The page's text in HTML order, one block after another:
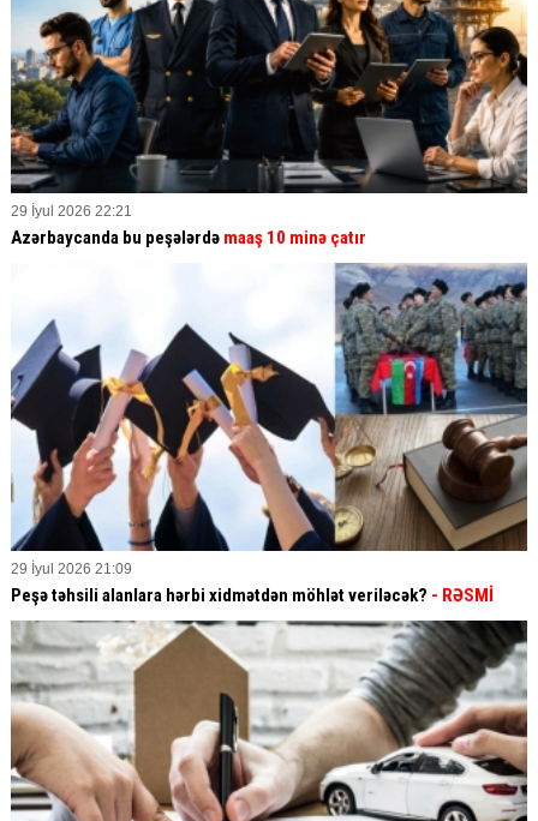
29 İyul 2026 22:21
Azərbaycanda bu peşələrdə maaş 10 minə çatır
29 İyul 2026 21:09
Peşə təhsili alanlara hərbi xidmətdən möhlət veriləcək? - RƏSMİ